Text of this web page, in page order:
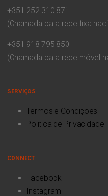
+351 252 310 871
(Chamada para rede fixa
+351 918 795 850
(Chamada para rede móvel
SERVIÇOS
Termos e Condições
Politica de Privacidade
CONNECT
Facebook
Instagram